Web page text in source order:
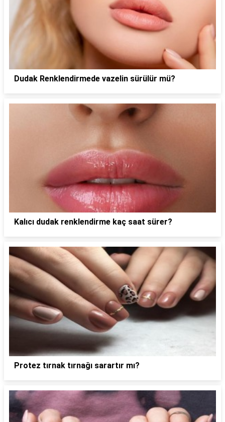
Dudak Renklendirmede vazelin sürülür mü?
Kalıcı dudak renklendirme kaç saat sürer?
Protez tırnak tırnağı sarartır mı?